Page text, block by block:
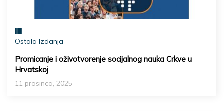
Ostala Izdanja
Promicanje i oživotvorenje socijalnog nauka Crkve u
Hrvatskoj
11 prosinca, 2025